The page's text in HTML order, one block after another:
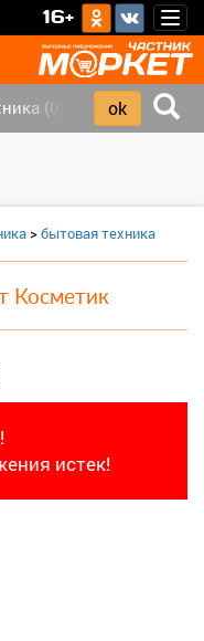
16+
(0)
>бытовая техника
Косметик
истек!